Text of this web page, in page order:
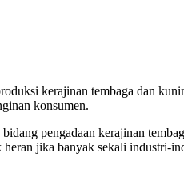
kerajinan tembaga dan
konsumen.
pengadaan kerajinan
jika banyak sekali